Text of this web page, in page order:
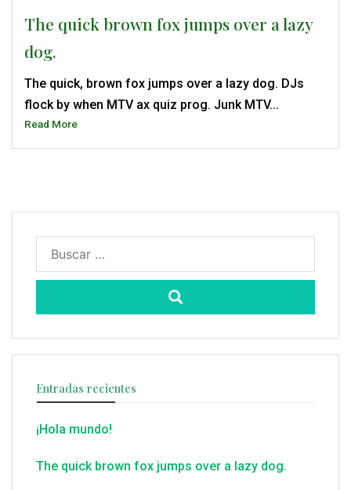
The quick brown fox jumps over a lazy
dog.
The quick, brown fox jumps over a lazy dog. DJs
flock by when MTV ax quiz prog. Junk MTV...
Read More
Buscar:
Entradas recientes
¡Hola mundo!
The quick brown fox jumps over a lazy dog.